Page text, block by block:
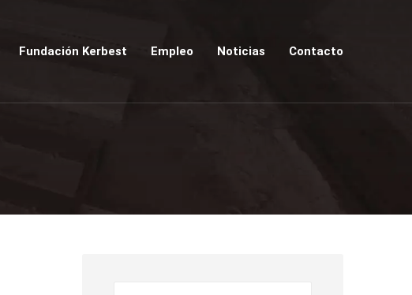
Fundación Kerbest Empleo Noticias Contacto